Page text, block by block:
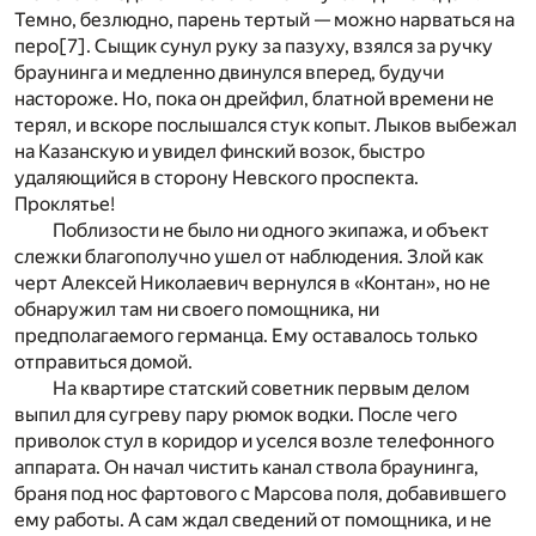
Темно, безлюдно, парень тертый — можно нарваться на
перо[7]. Сыщик сунул руку за пазуху, взялся за ручку
браунинга и медленно двинулся вперед, будучи
настороже. Но, пока он дрейфил, блатной времени не
терял, и вскоре послышался стук копыт. Лыков выбежал
на Казанскую и увидел финский возок, быстро
удаляющийся в сторону Невского проспекта.
Проклятье!
Поблизости не было ни одного экипажа, и объект
слежки благополучно ушел от наблюдения. Злой как
черт Алексей Николаевич вернулся в «Контан», но не
обнаружил там ни своего помощника, ни
предполагаемого германца. Ему оставалось только
отправиться домой.
На квартире статский советник первым делом
выпил для сугреву пару рюмок водки. После чего
приволок стул в коридор и уселся возле телефонного
аппарата. Он начал чистить канал ствола браунинга,
браня под нос фартового с Марсова поля, добавившего
ему работы. А сам ждал сведений от помощника, и не